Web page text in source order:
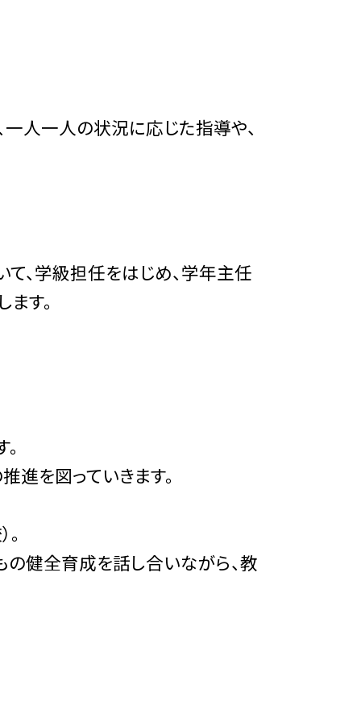
人一人の状況に応じた指導や、
、学級担任をはじめ、学年主任
す。
進を図っていきます。
健全育成を話し合いながら、教